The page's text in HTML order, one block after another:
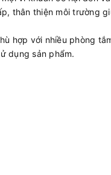
thân thiện môi trường
hợp với nhiều phòng
dụng sản phẩm.